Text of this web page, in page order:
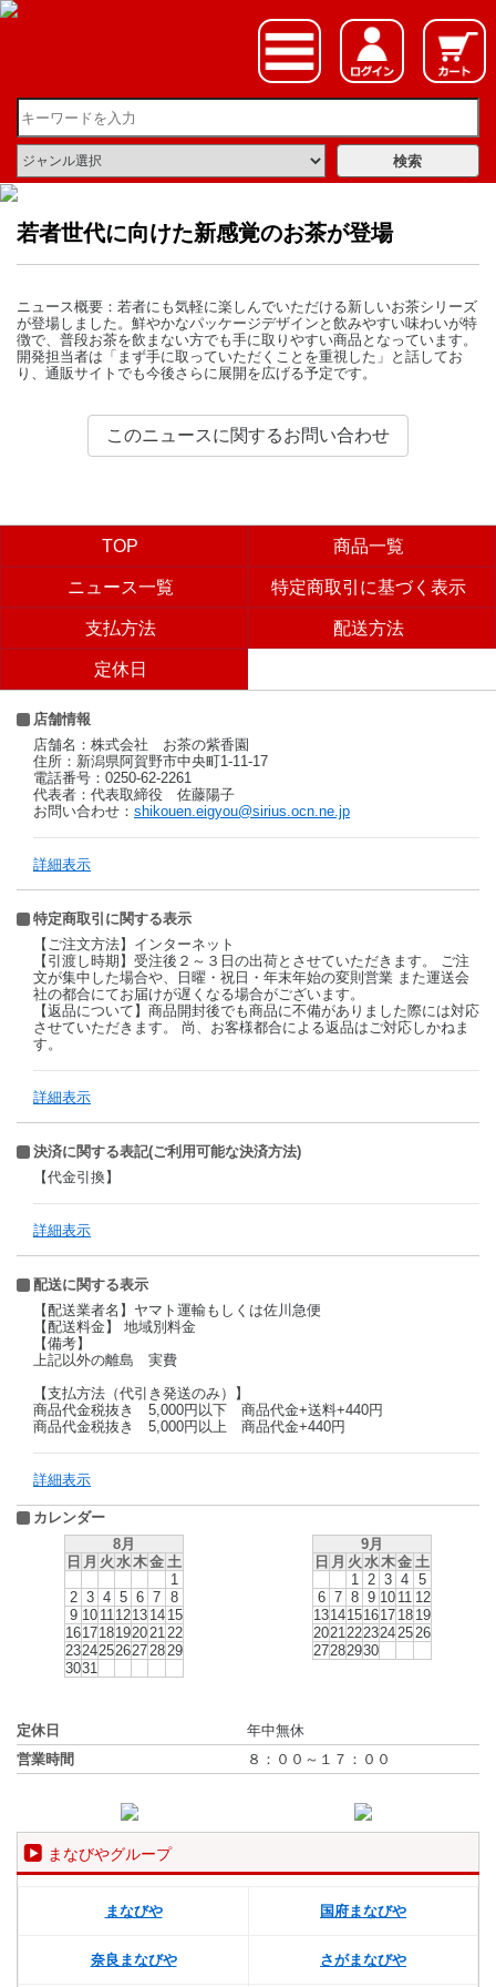
若者世代に向けた新感覚のお茶が登場
ニュース概要：若者にも気軽に楽しんでいただける新しいお茶シリーズ
が登場しました。鮮やかなパッケージデザインと飲みやすい味わいが特
徴で、普段お茶を飲まない方でも手に取りやすい商品となっています。
開発担当者は「まず手に取っていただくことを重視した」と話してお
り、通販サイトでも今後さらに展開を広げる予定です。
TOP 商品一覧
ニュース一覧 特定商取引に基づく表示
支払方法 配送方法
定休日
店舗情報
店舗名：株式会社 お茶の紫香園
住所：新潟県阿賀野市中央町1-11-17
電話番号：0250-62-2261
代表者：代表取締役 佐藤陽子
お問い合わせ： shikouen.eigyou@sirius.ocn.ne.jp
詳細表示
特定商取引に関する表示
【ご注文方法】インターネット
【引渡し時期】受注後２～３日の出荷とさせていただきます。 ご注
文が集中した場合や、日曜・祝日・年末年始の変則営業 また運送会
社の都合にてお届けが遅くなる場合がございます。
【返品について】商品開封後でも商品に不備がありました際には対応
させていただきます。 尚、お客様都合による返品はご対応しかねま
す。
詳細表示
決済に関する表記(ご利用可能な決済方法)
【代金引換】
詳細表示
配送に関する表示
【配送業者名】ヤマト運輸もしくは佐川急便
【配送料金】 地域別料金
【備考】
上記以外の離島 実費
【支払方法（代引き発送のみ）】
商品代金税抜き 5,000円以下 商品代金+送料+440円
商品代金税抜き 5,000円以上 商品代金+440円
詳細表示
カレンダー
8月
日 月 火 水木金 土
1
2 3 4 5 6 7 8
9 10 11 1213 14 15
1617181920 21 22
2324252627 28 29
3031
9月
日 月 火 水木金 土
1
2 3 4 5
6 7 8 9 10 11 12
1314151617 18 19
2021 222324 25 26
27282930
定休日
年中無休
営業時間
８：００～１７：００
まなびやグループ
まなびや 国府まなびや
奈良まなびや さがまなびや